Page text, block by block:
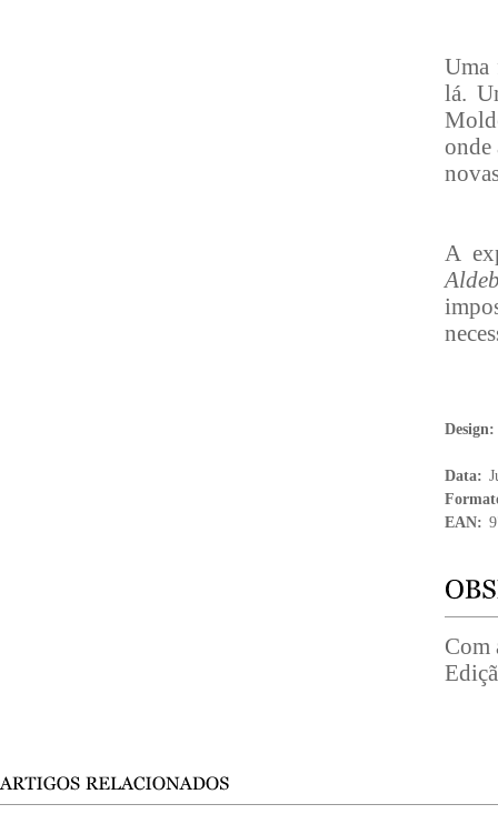
Uma
lá.
onde
A
Design:
Data:
EAN:
Com